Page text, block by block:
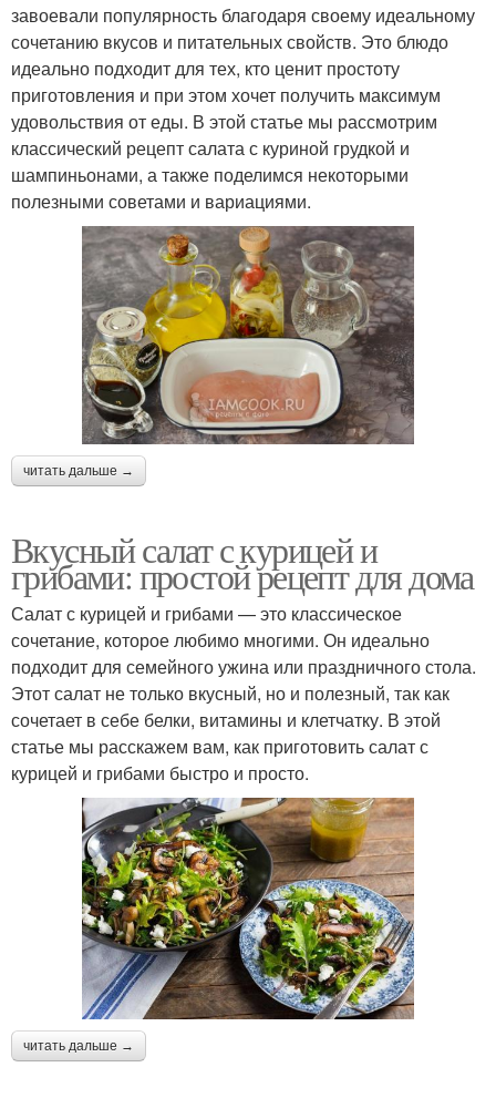
завоевали популярность благодаря своему идеальному
сочетанию вкусов и питательных свойств. Это блюдо
идеально подходит для тех, кто ценит простоту
приготовления и при этом хочет получить максимум
удовольствия от еды. В этой статье мы рассмотрим
классический рецепт салата с куриной грудкой и
шампиньонами, а также поделимся некоторыми
полезными советами и вариациями.
читать дальше →
Вкусный салат с курицей и
грибами: простой рецепт для дома
Салат с курицей и грибами — это классическое
сочетание, которое любимо многими. Он идеально
подходит для семейного ужина или праздничного стола.
Этот салат не только вкусный, но и полезный, так как
сочетает в себе белки, витамины и клетчатку. В этой
статье мы расскажем вам, как приготовить салат с
курицей и грибами быстро и просто.
читать дальше →